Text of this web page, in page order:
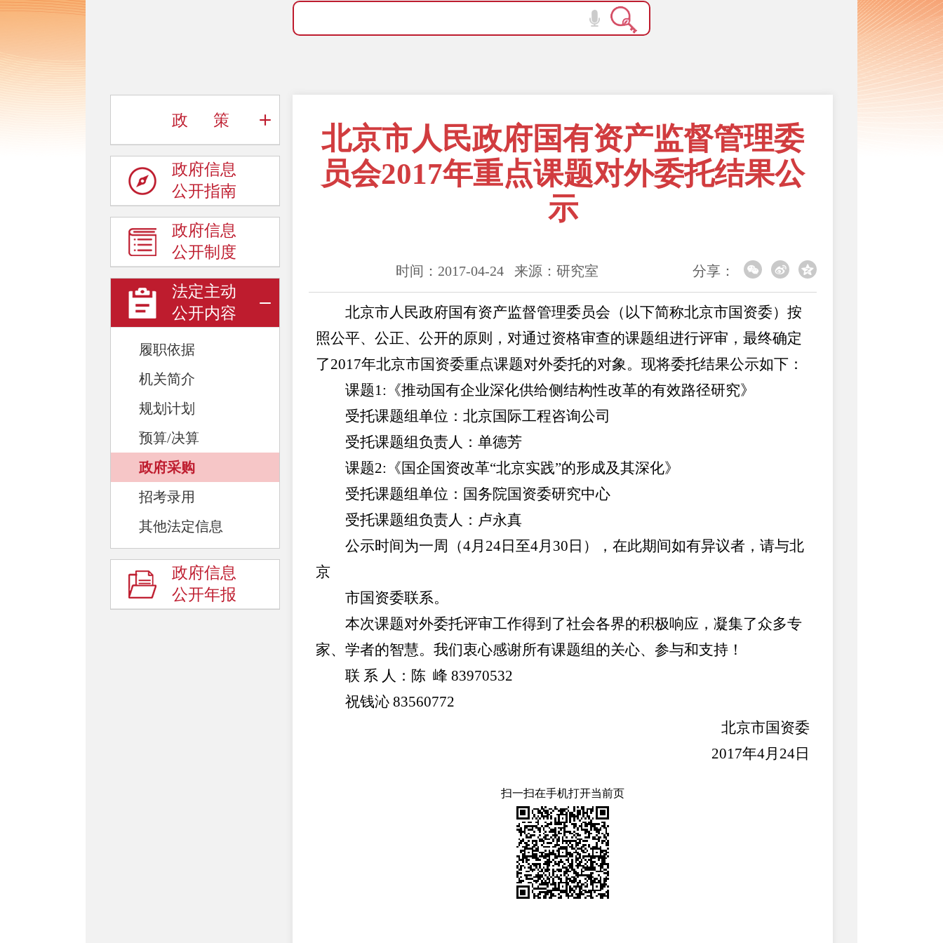
政 策
政府信息
公开指南
政府信息
公开制度
法定主动
公开内容
履职依据
机关简介
规划计划
预算/决算
政府采购
招考录用
其他法定信息
政府信息
公开年报
北京市人民政府国有资产监督管理委
员会2017年重点课题对外委托结果公
示
时间：2017-04-24 来源：研究室 分享：
北京市人民政府国有资产监督管理委员会（以下简称北京市国资委）按
照公平、公正、公开的原则，对通过资格审查的课题组进行评审，最终确定
了2017年北京市国资委重点课题对外委托的对象。现将委托结果公示如下：
课题1:《推动国有企业深化供给侧结构性改革的有效路径研究》
受托课题组单位：北京国际工程咨询公司
受托课题组负责人：单德芳
课题2:《国企国资改革“北京实践”的形成及其深化》
受托课题组单位：国务院国资委研究中心
受托课题组负责人：卢永真
公示时间为一周（4月24日至4月30日），在此期间如有异议者，请与北
京
市国资委联系。
本次课题对外委托评审工作得到了社会各界的积极响应，凝集了众多专
家、学者的智慧。我们衷心感谢所有课题组的关心、参与和支持！
联 系 人：陈 峰 83970532
祝钱沁 83560772
北京市国资委
2017年4月24日
扫一扫在手机打开当前页